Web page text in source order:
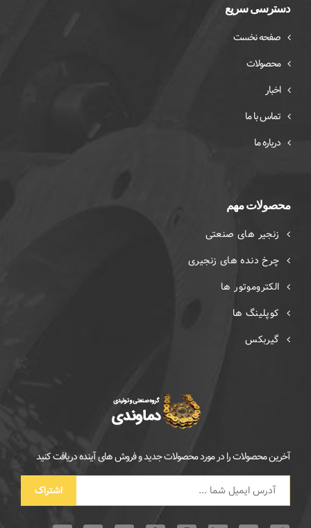
دسترسی سریع
صفحه نخست
محصولات
اخبار
تماس با ما
درباره ما
محصولات مهم
زنجیر های صنعتی
چرخ دنده های زنجیری
الکتروموتور ها
کوپلینگ ها
گیربکس
آخرین محصولات را در مورد محصولات جدید و فروش های آینده دریافت کنید
اشتراک